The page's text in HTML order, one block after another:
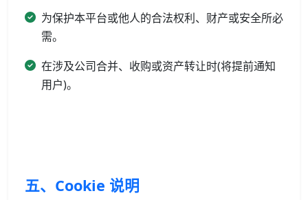
为保护本平台或他人的合法权利、财产或安全所必
需。
在涉及公司合并、收购或资产转让时(将提前通知
用户)。
五、Cookie 说明